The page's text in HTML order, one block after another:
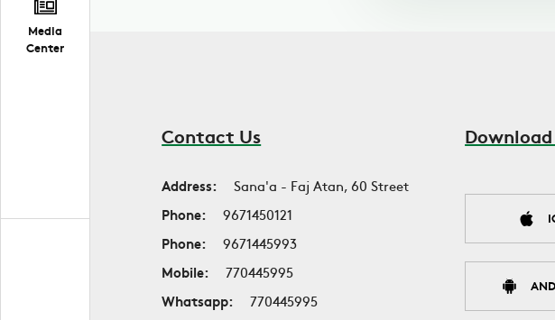
Media
Center
Contact Us
Address:
Sana'a - Faj Atan, 60 Street
Phone:
9671450121
Phone:
9671445993
Mobile:
770445995
Whatsapp:
770445995